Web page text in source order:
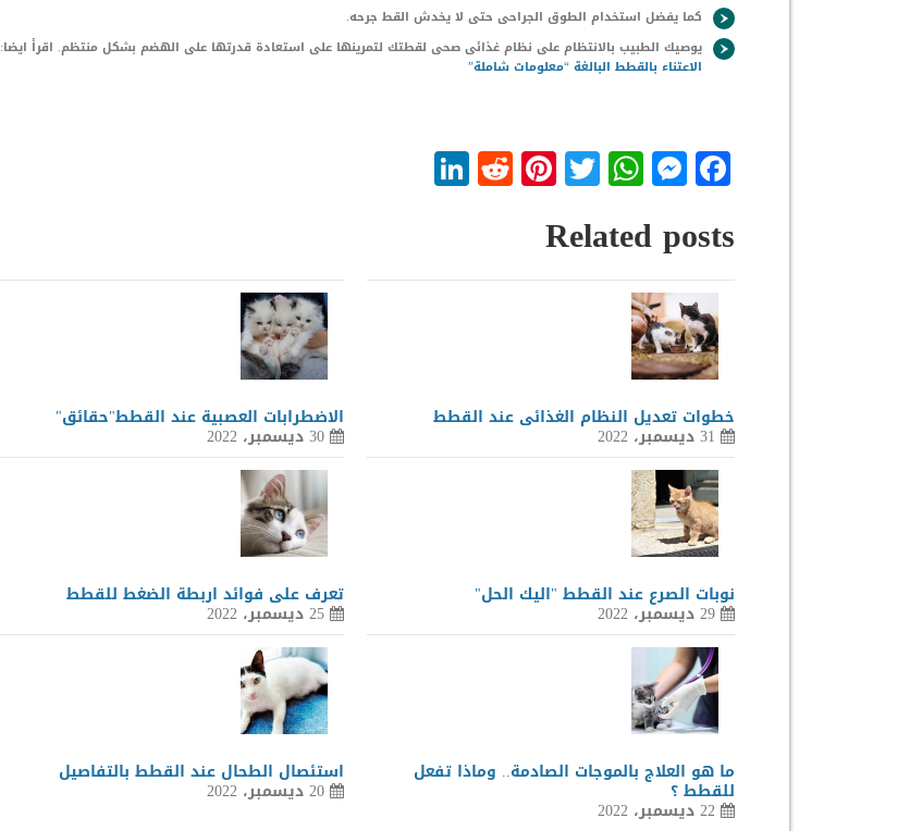
كما يفضل استخدام الطوق الجراحى حتى لا يخدش القط جرحه.
يوصيك الطبيب بالانتظام على نظام غذائى صحى لقطتك لتمرينها على استعادة قدرتها على الهضم بشكل منتظم. اقرأ ايضا:
الاعتناء بالقطط البالغة “معلومات شاملة”
Facebook
Messenger
WhatsApp
Twitter
Pinterest
Reddit
Related posts
خطوات تعديل النظام الغذائى عند القطط
31 ديسمبر، 2022
الاضطرابات العصبية عند القطط"حقائق"
30 ديسمبر، 2022
نوبات الصرع عند القطط "اليك الحل"
29 ديسمبر، 2022
تعرف على فوائد اربطة الضغط للقطط
25 ديسمبر، 2022
ما هو العلاج بالموجات الصادمة.. وماذا تفعل
للقطط ؟
22 ديسمبر، 2022
استئصال الطحال عند القطط بالتفاصيل
20 ديسمبر، 2022